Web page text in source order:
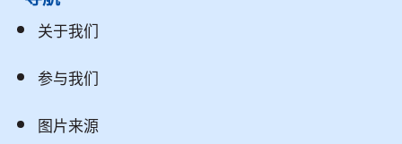
关于我们
参与我们
图片来源